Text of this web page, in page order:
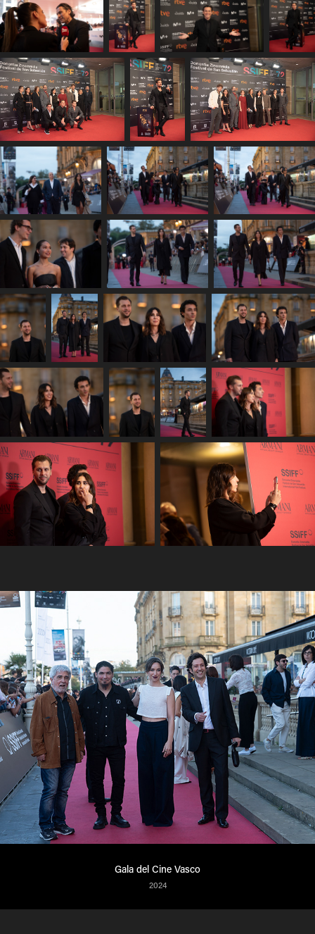
Gala del Cine Vasco
2024